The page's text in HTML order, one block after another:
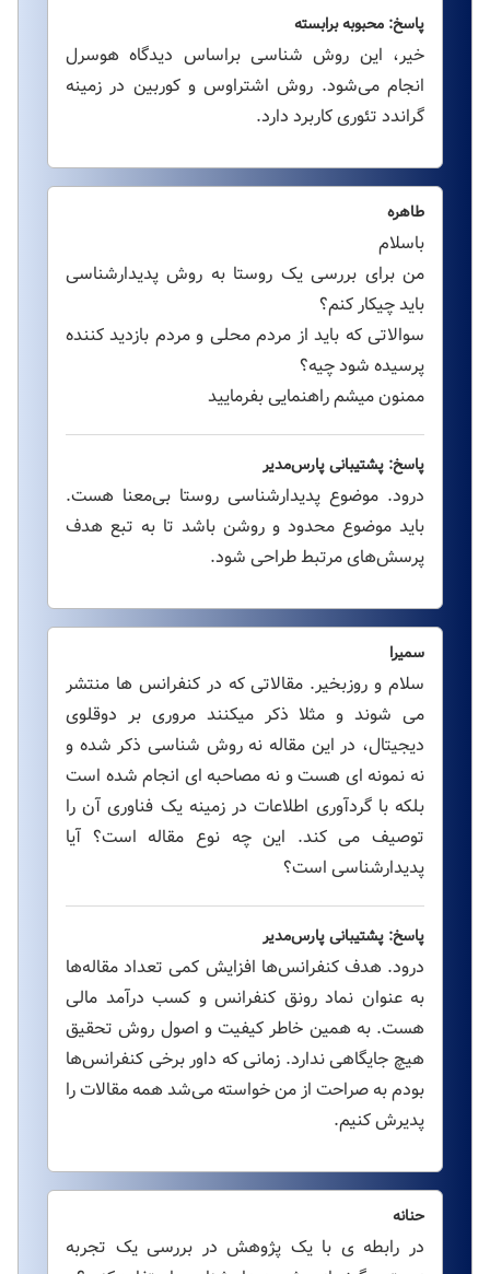
پاسخ: محبوبه برابسته
خیر، این روش شناسی براساس دیدگاه هوسرل
انجام می‌شود. روش اشتراوس و کوربین در زمینه
گراندد تئوری کاربرد دارد.
طاهره
باسلام
من برای بررسی یک روستا به روش پدیدارشناسی
باید چیکار کنم؟
سوالاتی که باید از مردم محلی و مردم بازدید کننده
پرسیده شود چیه؟
ممنون میشم راهنمایی بفرمایید
پاسخ: پشتیبانی پارس‌مدیر
درود. موضوع پدیدارشناسی روستا بی‌معنا هست.
باید موضوع محدود و روشن باشد تا به تبع هدف
پرسش‌های مرتبط طراحی شود.
سمیرا
سلام و روزبخیر. مقالاتی که در کنفرانس ها منتشر
می شوند و مثلا ذکر میکنند مروری بر دوقلوی
دیجیتال، در این مقاله نه روش شناسی ذکر شده و
نه نمونه ای هست و نه مصاحبه ای انجام شده است
بلکه با گردآوری اطلاعات در زمینه یک فناوری آن را
توصیف می کند. این چه نوع مقاله است؟ آیا
پدیدارشناسی است؟
پاسخ: پشتیبانی پارس‌مدیر
درود. هدف کنفرانس‌ها افزایش کمی تعداد مقاله‌ها
به عنوان نماد رونق کنفرانس و کسب درآمد مالی
هست. به همین خاطر کیفیت و اصول روش تحقیق
هیچ جایگاهی ندارد. زمانی که داور برخی کنفرانس‌ها
بودم به صراحت از من خواسته می‌شد همه مقالات را
پدیرش کنیم.
حنانه
در رابطه ی با یک پژوهش در بررسی یک تجربه